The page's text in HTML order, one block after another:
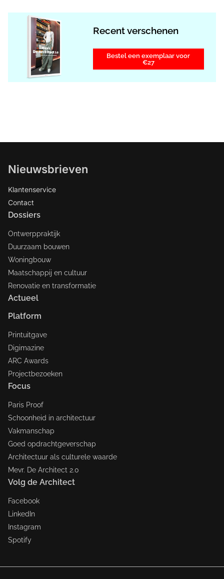
Recent verschenen
Bestel een exemplaar voor
€27
Nieuwsbrieven
Klantenservice
Contact
Dossiers
Ontwerppraktijk
Duurzaam bouwen
Woningbouw
Maatschappij en cultuur
Renovatie en transformatie
Actueel
Platform
Printuitgave
Digimazine
ARC Awards
Projectbezoeken
Focus
Paris Proof
Schoonheid in architectuur
Vakmanschap
Goed opdrachtgeverschap
Architectuur als culturele waarde
Mevr. De Architect 2.0
Volg de Architect
Facebook
LinkedIn
Instagram
Spotify